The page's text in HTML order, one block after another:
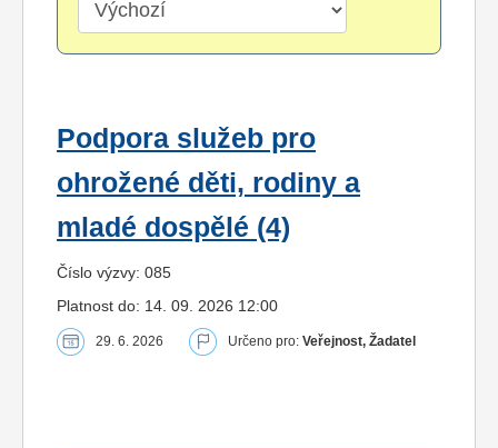
Podpora služeb pro
ohrožené děti, rodiny a
mladé dospělé (4)
Číslo výzvy: 085
Platnost do: 14. 09. 2026 12:00
29. 6. 2026 Určeno pro: Veřejnost, Žadatel